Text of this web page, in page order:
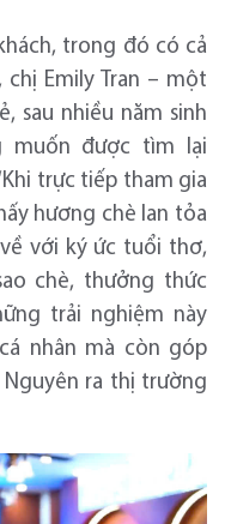
trong đó có cả
Emily Tran – một
sau nhiều năm sinh
muốn được tìm lại
trực tiếp tham gia
hương chè lan tỏa
với ký ức tuổi thơ,
chè, thưởng thức
trải nghiệm này
nhân mà còn góp
Nguyên ra thị trường